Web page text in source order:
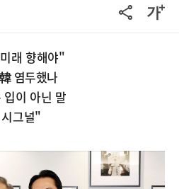
래 향해야"
염두했나
이 아닌 말
그널"